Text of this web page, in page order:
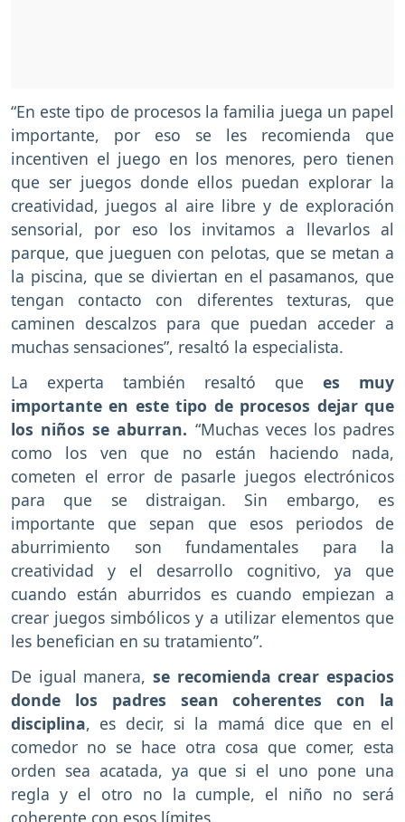
“En este tipo de procesos la familia juega un papel
importante, por eso se les recomienda que
incentiven el juego en los menores, pero tienen
que ser juegos donde ellos puedan explorar la
creatividad, juegos al aire libre y de exploración
sensorial, por eso los invitamos a llevarlos al
parque, que jueguen con pelotas, que se metan a
la piscina, que se diviertan en el pasamanos, que
tengan contacto con diferentes texturas, que
caminen descalzos para que puedan acceder a
muchas sensaciones”, resaltó la especialista.
La experta también resaltó que es muy
importante en este tipo de procesos dejar que
los niños se aburran. “Muchas veces los padres
como los ven que no están haciendo nada,
cometen el error de pasarle juegos electrónicos
para que se distraigan. Sin embargo, es
importante que sepan que esos periodos de
aburrimiento son fundamentales para la
creatividad y el desarrollo cognitivo, ya que
cuando están aburridos es cuando empiezan a
crear juegos simbólicos y a utilizar elementos que
les benefician en su tratamiento”.
De igual manera, se recomienda crear espacios
donde los padres sean coherentes con la
disciplina, es decir, si la mamá dice que en el
comedor no se hace otra cosa que comer, esta
orden sea acatada, ya que si el uno pone una
regla y el otro no la cumple, el niño no será
coherente con esos límites.